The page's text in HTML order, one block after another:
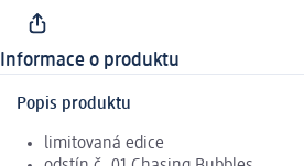
Informace o produktu
Popis produktu
limitovaná edice